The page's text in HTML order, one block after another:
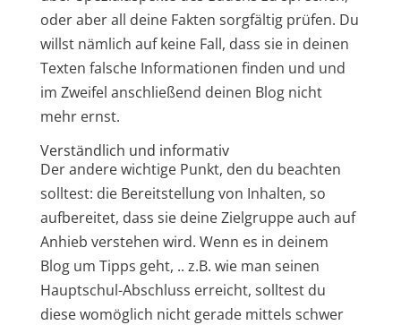
oder aber all deine Fakten sorgfältig prüfen. Du
willst nämlich auf keine Fall, dass sie in deinen
Texten falsche Informationen finden und und
im Zweifel anschließend deinen Blog nicht
mehr ernst.
Verständlich und informativ
Der andere wichtige Punkt, den du beachten
solltest: die Bereitstellung von Inhalten, so
aufbereitet, dass sie deine Zielgruppe auch auf
Anhieb verstehen wird. Wenn es in deinem
Blog um Tipps geht, .. z.B. wie man seinen
Hauptschul-Abschluss erreicht, solltest du
diese womöglich nicht gerade mittels schwer